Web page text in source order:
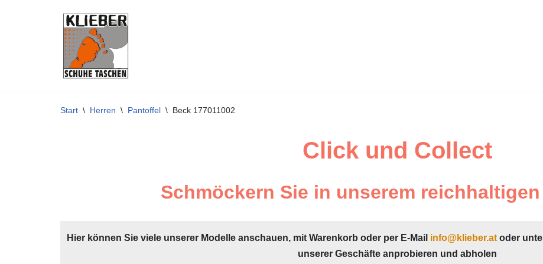
Start \ Herren \ Pantoffel \ Beck 177011002
Click und Collect
Schmöckern Sie in unserem
Hier können Sie viele unserer Modelle anschauen, mit Warenkorb oder per E-Mail info@klieber.at oder
unserer Geschäfte anprobieren und abholen